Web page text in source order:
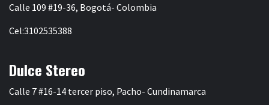
Calle 109 #19-36, Bogotá- Colombia
Cel:3102535388
Dulce Stereo
Calle 7 #16-14 tercer piso, Pacho- Cundinamarca